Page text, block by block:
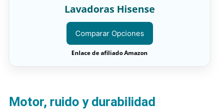
Lavadoras Hisense
Comparar Opciones
Enlace de afiliado Amazon
Motor, ruido y durabilidad